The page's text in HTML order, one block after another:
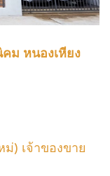
ม หนองเหียง
) เจ้าของขาย